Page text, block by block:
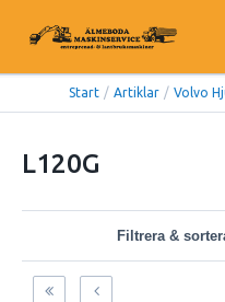
Start / Artiklar / Volvo
L120G
Filtrera &